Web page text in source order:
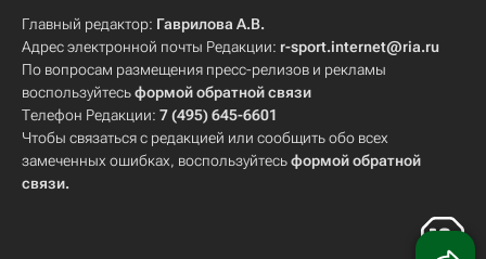
Главный редактор: Гаврилова А.В.
Адрес электронной почты Редакции: r-sport.internet@ria.ru
По вопросам размещения пресс-релизов и рекламы
воспользуйтесьформой обратной связи
Телефон Редакции: 7 (495) 645-6601
Чтобы связаться с редакцией или сообщить обо всех
замеченных ошибках, воспользуйтесьформой обратной
связи.